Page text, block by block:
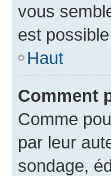
vous
est
Haut
Comment
Comme
par leur
sondage,